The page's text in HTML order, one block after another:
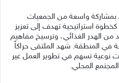
بمشاركة واسعة من الجمعيات
استراتيجية تهدف إلى تعزيز
من الهدر الغذائي، وترسيخ مفاهيم
في المنطقة. شهد الملتقى حراكاً
نوعية تسهم في تطوير العمل غير
المحلي.